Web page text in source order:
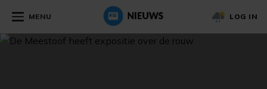
MENU LOG IN